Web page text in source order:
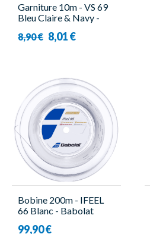
Garniture 10m - VS 69
Bleu Claire & Navy -
8,90 € 8,01 €
Bobine 200m - IFEEL
66 Blanc - Babolat
99,90 €